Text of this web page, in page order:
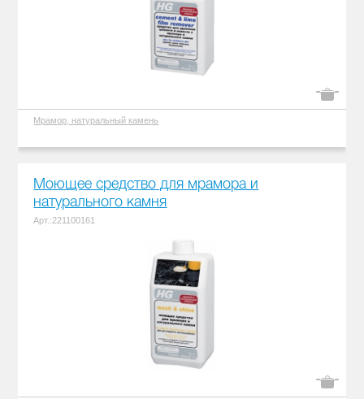
Мрамор, натуральный камень
Моющее средство для мрамора и
натурального камня
Арт.:221100161